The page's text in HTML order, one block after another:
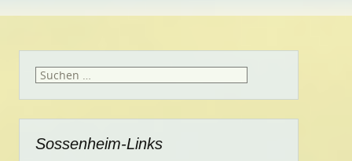
Suchen
Sossenheim-Links